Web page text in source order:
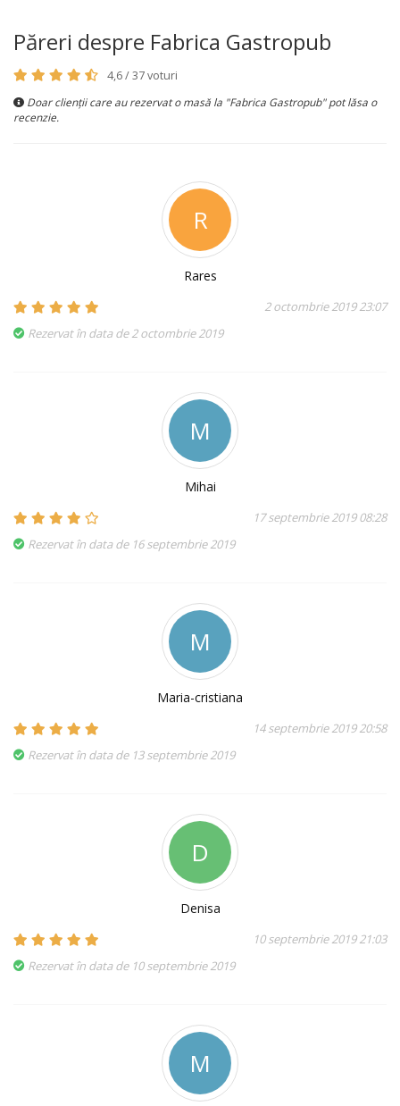
Păreri despre Fabrica Gastropub
4,6 / 37 voturi
Doar clienții care au rezervat o masă la "Fabrica Gastropub" pot lăsa o
recenzie.
R
Rares
2 octombrie 2019 23:07
Rezervat în data de 2 octombrie 2019
M
Mihai
17 septembrie 2019 08:28
Rezervat în data de 16 septembrie 2019
M
Maria-cristiana
14 septembrie 2019 20:58
Rezervat în data de 13 septembrie 2019
D
Denisa
10 septembrie 2019 21:03
Rezervat în data de 10 septembrie 2019
M